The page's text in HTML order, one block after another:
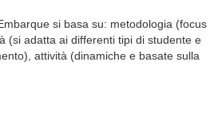
si basa su: metodologia (focus
(si adatta ai differenti tipi di studente e
attività (dinamiche e basate sulla